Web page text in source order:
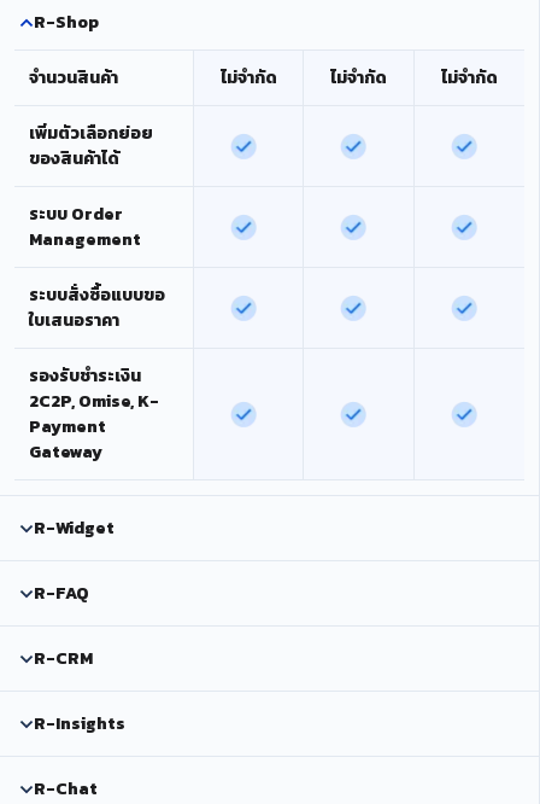
R-Shop
จำนวนสินค้า ไม่จำกัด ไม่จำกัด ไม่จำกัด
เพิ่มตัวเลือกย่อย
ของสินค้าได้
ระบบ Order
Management
ระบบสั่งซื้อแบบขอ
ใบเสนอราคา
รองรับชำระเงิน
2C2P, Omise, K-
Payment
Gateway
R-Widget
R-FAQ
R-CRM
R-Insights
R-Chat